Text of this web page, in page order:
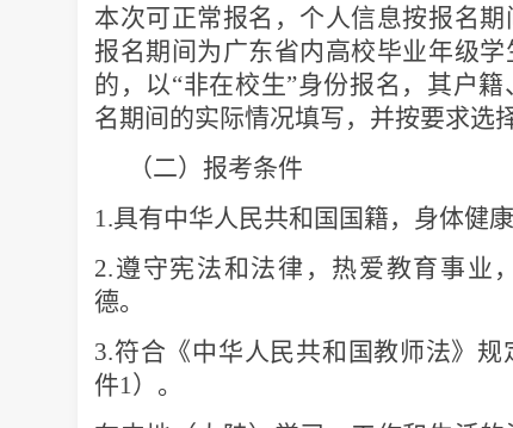
本次可正常报名，个人信息按报名期
报名期间为广东省内高校毕业年级
的，以“非在校生”身份报名，其户
名期间的实际情况填写，并按要求选
（二）报考条件
1.具有中华人民共和国国籍，身体健康
2.遵守宪法和法律，热爱教育事业
德。
3.符合《中华人民共和国教师法》
件1 ）。